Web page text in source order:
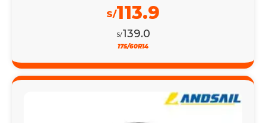
S/139.0
S/113.9
175/60R14